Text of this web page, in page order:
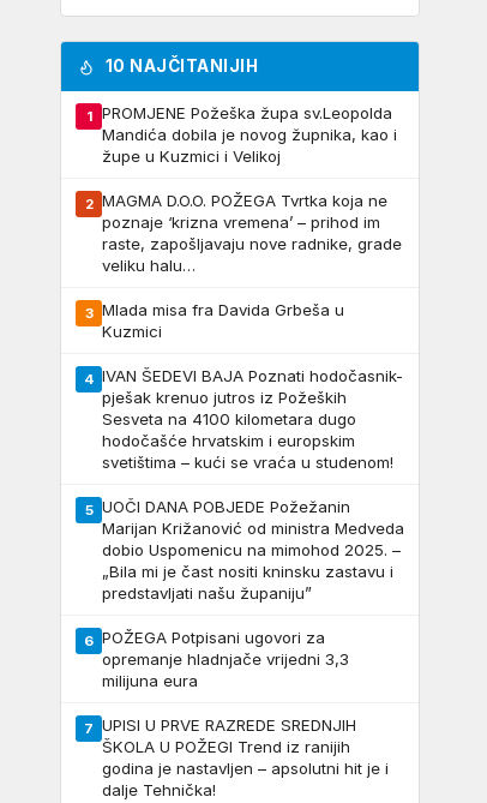
10 NAJČITANIJIH
1
PROMJENE Požeška župa sv.Leopolda
Mandića dobila je novog župnika, kao i
župe u Kuzmici i Velikoj
2 MAGMA D.O.O. POŽEGA Tvrtka koja ne
poznaje ‘krizna vremena’ – prihod im
raste, zapošljavaju nove radnike, grade
veliku halu…
3 Mlada misa fra Davida Grbeša u
Kuzmici
4 IVAN ŠEDEVI BAJA Poznati hodočasnik-
pješak krenuo jutros iz Požeških
Sesveta na 4100 kilometara dugo
hodočašće hrvatskim i europskim
svetištima – kući se vraća u studenom!
5 UOČI DANA POBJEDE Požežanin
Marijan Križanović od ministra Medveda
dobio Uspomenicu na mimohod 2025. –
„Bila mi je čast nositi kninsku zastavu i
predstavljati našu županiju”
6 POŽEGA Potpisani ugovori za
opremanje hladnjače vrijedni 3,3
milijuna eura
7 UPISI U PRVE RAZREDE SREDNJIH
ŠKOLA U POŽEGI Trend iz ranijih
godina je nastavljen – apsolutni hit je i
dalje Tehnička!